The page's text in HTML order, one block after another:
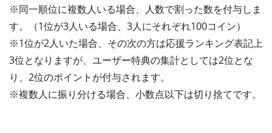
※同一順位に複数人いる場合、人数で割った数を付与しま
す。（1位が3人いる場合、3人にそれぞれ100コイン）
※1位が2人いた場合、その次の方は応援ランキング表記上
3位となりますが、ユーザー特典の集計としては2位とな
り、2位のポイントが付与されます。
※複数人に振り分ける場合、小数点以下は切り捨てです。